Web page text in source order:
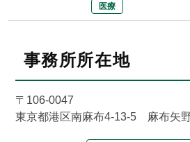
医療
事務所所在地
〒106-0047
東京都港区南麻布4-13-5 麻布矢